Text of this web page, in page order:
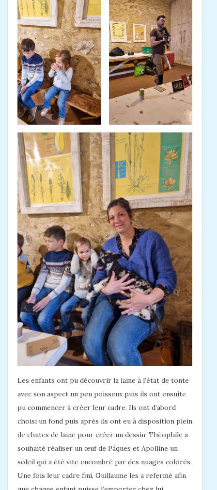
Les enfants ont pu découvrir la laine à l’état de tonte
avec son aspect un peu poisseux puis ils ont ensuite
pu commencer à créer leur cadre. Ils ont d’abord
choisi un fond puis après ils ont eu à disposition plein
de chutes de laine pour créer un dessin. Théophile a
souhaité réaliser un œuf de Pâques et Apolline un
soleil qui a été vite encombré par des nuages colorés.
Une fois leur cadre fini, Guillaume les a refermé afin